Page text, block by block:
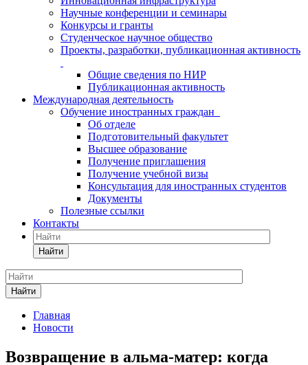
Научные конференции и семинары
Конкурсы и гранты
Студенческое научное общество
Проекты, разработки, публикационная активность
Общие сведения по НИР
Публикационная активность
Международная деятельность
Обучение иностранных граждан
Об отделе
Подготовительный факультет
Высшее образование
Получение приглашения
Получение учебной визы
Консультация для иностранных студентов
Документы
Полезные ссылки
Контакты
Найти
Найти
Главная
Новости
Возвращение в альма-матер: когда